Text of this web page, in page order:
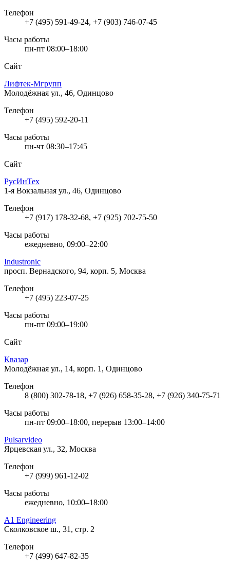
Телефон
+7 (495) 591-49-24, +7 (903) 746-07-45
Часы работы
пн-пт 08:00–18:00
Сайт
Лифтек-Мгрупп
Молодёжная ул., 46, Одинцово
Телефон
+7 (495) 592-20-11
Часы работы
пн-чт 08:30–17:45
Сайт
РусИнТех
1-я Вокзальная ул., 46, Одинцово
Телефон
+7 (917) 178-32-68, +7 (925) 702-75-50
Часы работы
ежедневно, 09:00–22:00
Industronic
просп. Вернадского, 94, корп. 5, Москва
Телефон
+7 (495) 223-07-25
Часы работы
пн-пт 09:00–19:00
Сайт
Квазар
Молодёжная ул., 14, корп. 1, Одинцово
Телефон
8 (800) 302-78-18, +7 (926) 658-35-28, +7 (926) 340-75-71
Часы работы
пн-пт 09:00–18:00, перерыв 13:00–14:00
Pulsarvideo
Ярцевская ул., 32, Москва
Телефон
+7 (999) 961-12-02
Часы работы
ежедневно, 10:00–18:00
А1 Engineering
Сколковское ш., 31, стр. 2
Телефон
+7 (499) 647-82-35